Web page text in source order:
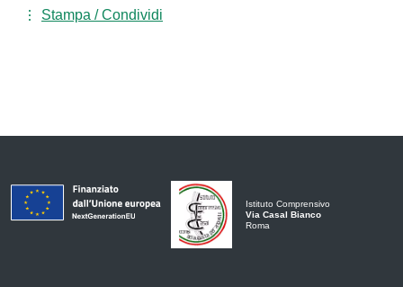
Stampa / Condividi
Istituto Comprensivo
Via Casal Bianco
Roma